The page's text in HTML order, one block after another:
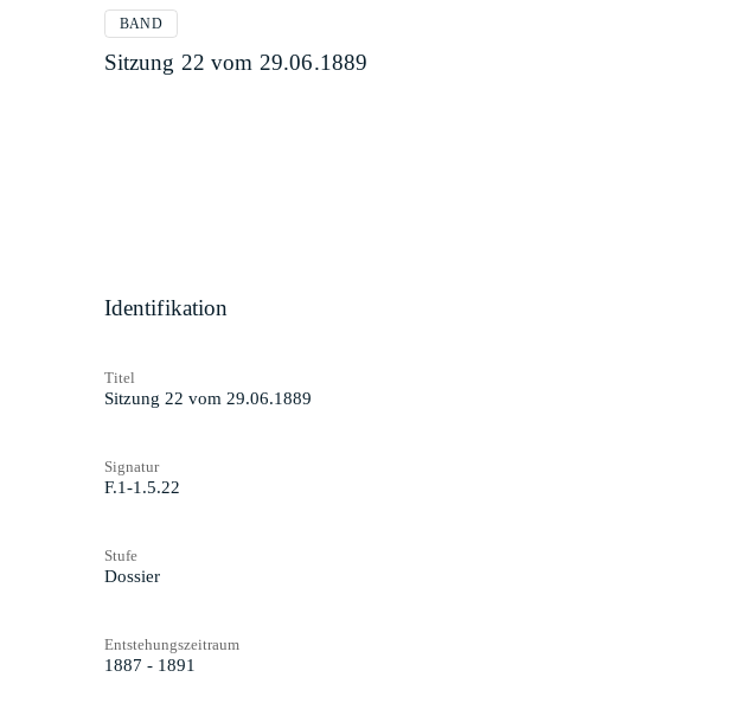
BAND
Sitzung 22 vom 29.06.1889
Identifikation
Titel
Sitzung 22 vom 29.06.1889
Signatur
F.1-1.5.22
Stufe
Dossier
Entstehungszeitraum
1887 - 1891